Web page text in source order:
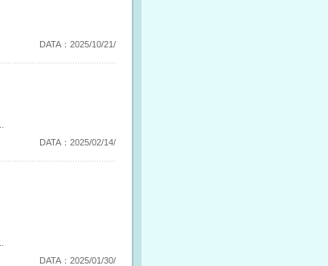
DATA：2025/10/21/
DATA：2025/02/14/
DATA：2025/01/30/